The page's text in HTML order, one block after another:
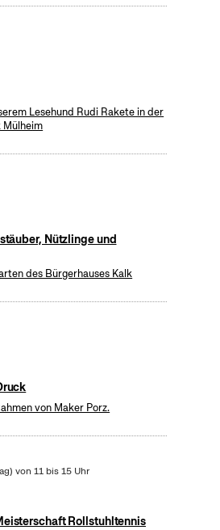
Lesehund Rudi Rakete in der
Nützlinge und
des Bürgerhauses Kalk
von Maker Porz.
von 11 bis 15 Uhr
Rollstuhltennis